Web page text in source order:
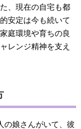
、現在の自宅も都
安定は今も続いて
庭環境や育ちの良
レンジ精神を支え
の娘さんがいて、彼